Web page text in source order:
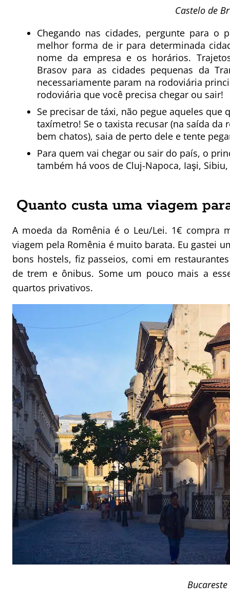
Castelo de
Chegando nas cidades, pergunte para
melhor forma de ir para determinada
nome da empresa e os horários.
Brasov para as cidades pequenas da
necessariamente param na rodoviária
rodoviária que você precisa chegar ou sair!
Se precisar de táxi, não pegue aqueles
taxímetro! Se o taxista recusar (na saída da
bem chatos), saia de perto dele e tente
Para quem vai chegar ou sair do país, o
também há voos de Cluj-Napoca, Iaşi,
Quanto custa uma viagem
A moeda da Romênia é o Leu/Lei. 1€ compra
viagem pela Romênia é muito barata. Eu gastei
bons hostels, fiz passeios, comi em
de trem e ônibus. Some um pouco mais a
quartos privativos.
Bucareste